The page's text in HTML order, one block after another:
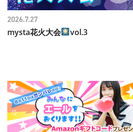
mysta花火大会 vol.3
2026.7.27